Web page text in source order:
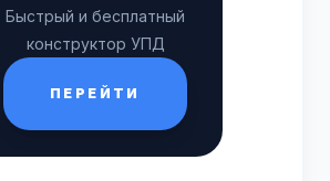
Быстрый и бесплатный
конструктор УПД
ПЕРЕЙТИ